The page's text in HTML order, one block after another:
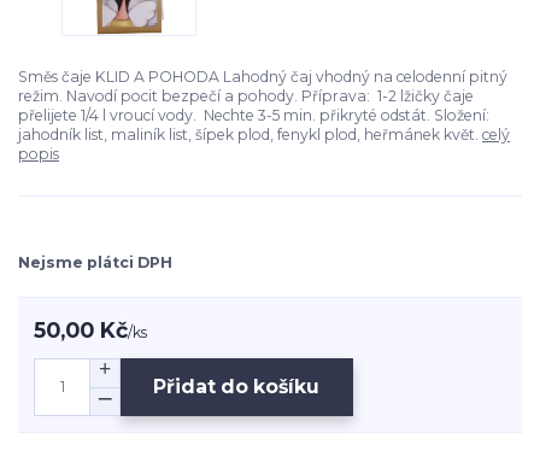
Směs čaje KLID A POHODA Lahodný čaj vhodný na celodenní pitný
režim. Navodí pocit bezpečí a pohody. Příprava: 1-2 lžičky čaje
přelijete 1/4 l vroucí vody. Nechte 3-5 min. přikryté odstát. Složení:
jahodník list, maliník list, šípek plod, fenykl plod, heřmánek květ. celý
popis
Nejsme plátci DPH
50,00 Kč/ks
Přidat do košíku